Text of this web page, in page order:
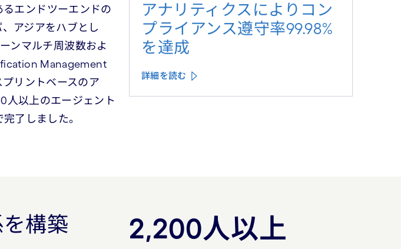
エンドツーエンドの
アジアをハブとし
ンマルチ周波数およ
Management
リントベースのア
人以上のエージェント
了しました。
アナリティクスによりコン
プライアンス遵守率99.98%
を達成
詳細を読む
構築
2,200人以上